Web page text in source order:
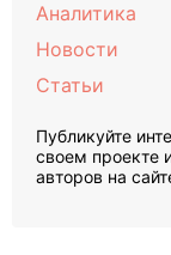
Аналитика
Новости
Статьи
Публикуйте
своем проекте
авторов на